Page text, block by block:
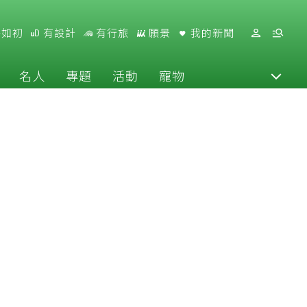
初 有設計 有行旅 願景 我的新聞
名人 專題 活動 寵物